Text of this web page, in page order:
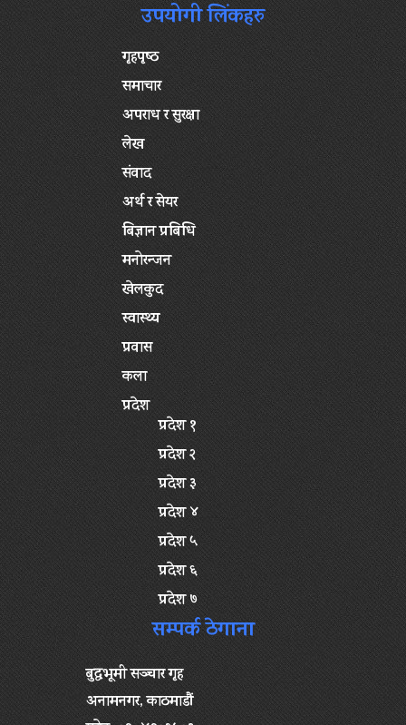
उपयोगी लिंकहरु
गृहपृष्‍ठ
समाचार
अपराध र सुरक्षा
लेख
संवाद
अर्थ र सेयर
बिज्ञान प्रबिधि
मनोरन्जन
खेलकुद
स्वास्थ्य
प्रवास
कला
प्रदेश
प्रदेश १
प्रदेश २
प्रदेश ३
प्रदेश ४
प्रदेश ५
प्रदेश ६
प्रदेश ७
सम्पर्क ठेगाना
बुद्धभूमी सञ्चार गृह
अनामनगर, काठमाडौं